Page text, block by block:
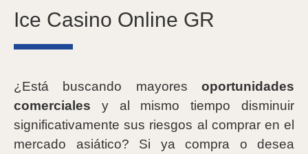
Ice Casino Online GR
¿Está buscando mayores oportunidades
comerciales y al mismo tiempo disminuir
significativamente sus riesgos al comprar en el
mercado asiático? Si ya compra o desea